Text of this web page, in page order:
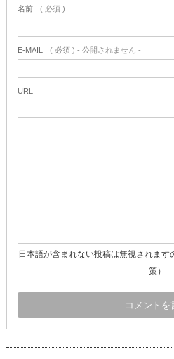
名前 ( 必須 )
E-MAIL ( 必須 ) - 公開されません -
URL
日本語が含まれない投稿は無視されま
策）